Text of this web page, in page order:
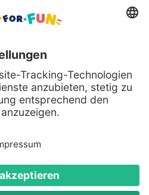
mit:
und Logos sind eingetragene
jeweiligen Hersteller.
Toys for Fun GmbH - Alle